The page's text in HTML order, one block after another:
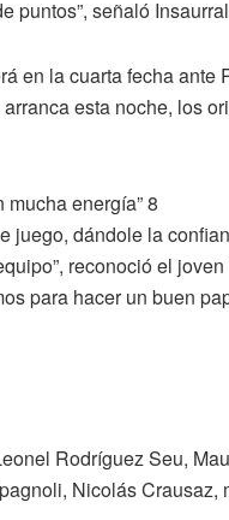
puntos”, señaló
en la cuarta fecha ante
esta noche, los
juego, dándole la
reconoció el
para hacer un buen
Rodríguez Seu,
Nicolás Crausaz,